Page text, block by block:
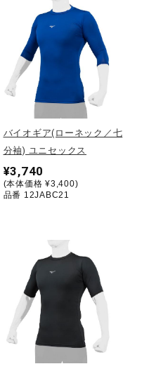
バイオギア(ローネック／七
分袖) ユニセックス
¥3,740
(本体価格 ¥3,400)
品番 12JABC21